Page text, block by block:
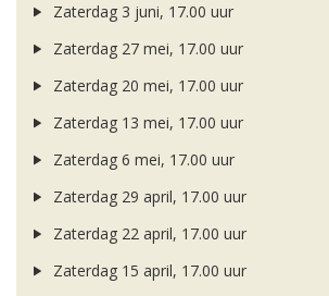
Zaterdag 3 juni, 17.00 uur
Zaterdag 27 mei, 17.00 uur
Zaterdag 20 mei, 17.00 uur
Zaterdag 13 mei, 17.00 uur
Zaterdag 6 mei, 17.00 uur
Zaterdag 29 april, 17.00 uur
Zaterdag 22 april, 17.00 uur
Zaterdag 15 april, 17.00 uur